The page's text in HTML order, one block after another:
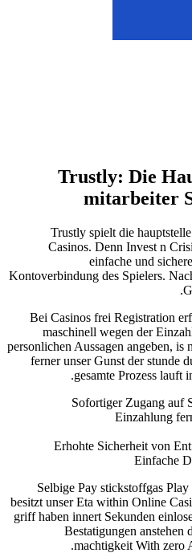
Trustly: Die
mitarbeiter
Trustly spielt die
Casinos. Denn Invest n
einfache und
Kontoverbindung des Spielers.
Bei Casinos frei Registration
maschinell wegen der
personlichen Aussagen angeben,
ferner unser Gunst der stunde
gesamte Prozess lauft
Sofortiger Zugang auf
Einzahlung
Erhohte Sicherheit von
Einfache
Selbige Pay stickstoffgas
besitzt unser Eta within Online
griff haben innert Sekunden
Bestatigungen anstehen
machtigkeit With zero